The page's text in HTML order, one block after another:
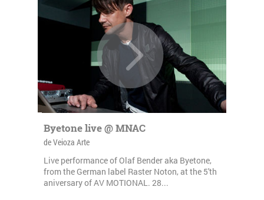
Byetone live @ MNAC
de Veioza Arte
Live performance of Olaf Bender aka Byetone,
from the German label Raster Noton, at the 5'th
aniversary of AV MOTIONAL. 28...